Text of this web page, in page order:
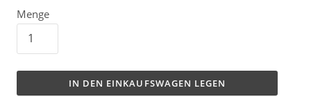
Menge
IN DEN EINKAUFSWAGEN LEGEN